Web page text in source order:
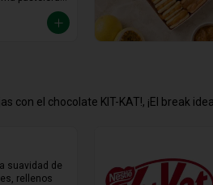
manzana y
Irresistible!!
con el chocolate KIT-KAT!, ¡El break
suavidad de
rellenos